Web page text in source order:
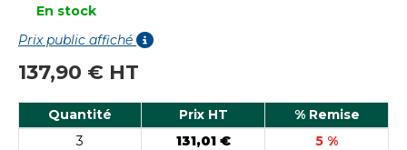
En stock
Prix public affiché
137,90 € HT
Quantité Prix HT
% Remise
3
131,01 €
5 %